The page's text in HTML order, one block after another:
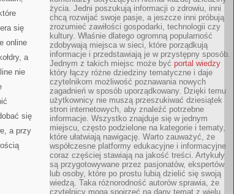
się
online
a
nie
się
a przy
życia. Jedni poszukują informacji o zdrowiu, inni
chcą rozwijać swoje pasje, a jeszcze inni próbują
zrozumieć zawiłości gospodarki, technologii czy
kultury. Właśnie dlatego ogromną popularność
zdobywają miejsca w sieci, które porządkują
informacje i przedstawiają je w przystępny sposób.
Jednym z takich miejsc może być portal wiedzy
który łączy różne dziedziny tematyczne i daje
czytelnikom możliwość poznawania nowych
zagadnień w sposób uporządkowany. Dzięki temu
użytkownicy nie muszą przeszukiwać dziesiątek
stron internetowych, aby znaleźć potrzebne
informacje. Wszystko znajduje się w jednym
miejscu, często podzielone na kategorie i tematy,
które ułatwiają nawigację. Warto zauważyć, że
współczesne platformy edukacyjne i informacyjne
coraz częściej stawiają na jakość treści. Artykuły
są przygotowywane przez pasjonatów, ekspertów
lub osoby, które po prostu lubią dzielić się swoją
wiedzą. Taka różnorodność autorów sprawia, że
czytelnicy mogą spojrzeć na dany temat z wielu